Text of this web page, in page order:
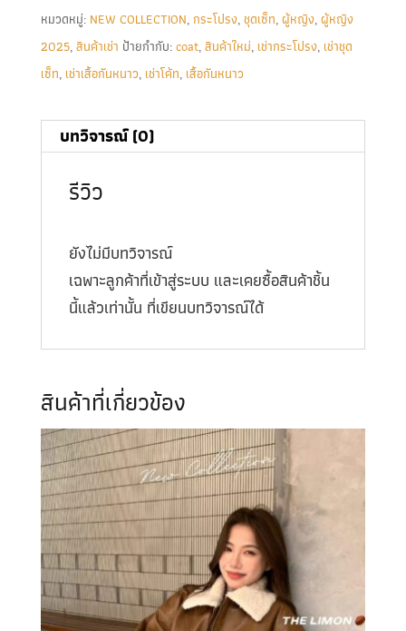
หมวดหมู่: NEW COLLECTION,กระโปรง,ชุดเซ็ท,ผู้หญิง,ผู้หญิง
2025,สินค้าเช่า ป้ายกำกับ:coat,สินค้าใหม่, เช่ากระโปรง, เช่าชุด
เซ็ท, เช่าเสื้อกันหนาว, เช่าโค้ท, เสื้อกันหนาว
บทวิจารณ์ (0)
รีวิว
ยังไม่มีบทวิจารณ์
เฉพาะลูกค้าที่เข้าสู่ระบบ และเคยซื้อสินค้าชิ้น
นี้แล้วเท่านั้น ที่เขียนบทวิจารณ์ได้
สินค้าที่เกี่ยวข้อง